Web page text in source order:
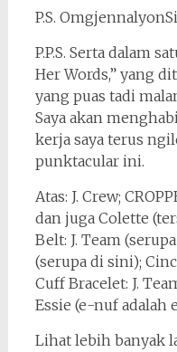
P.S.
P.P.S. Serta dalam
Her Words,” yang
yang puas tadi
Saya akan
kerja saya terus
punktacular ini.
Atas: J. Crew;
dan juga Colette
Belt: J. Team
(serupa di sini);
Cuff Bracelet: J.
Essie (e-nuf adalah
Lihat lebih banyak